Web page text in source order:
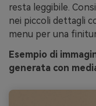
resta leggibile.
nei piccoli dettagli
menu per una
Esempio di
generata con